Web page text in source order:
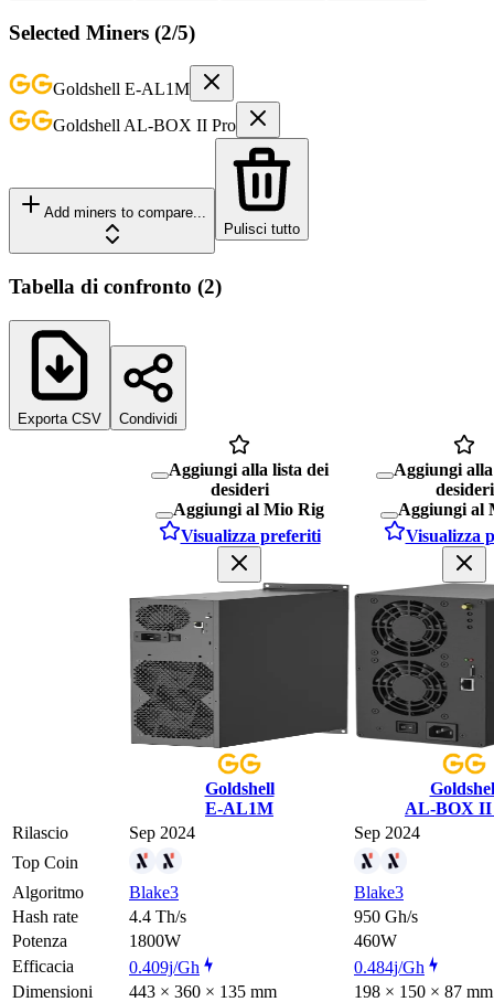
Selected Miners (2/5)
Goldshell E-AL1M
Goldshell AL-BOX II Pro
Add miners to compare...
Pulisci tutto
Tabella di confronto (2)
Exporta CSV Condividi
Aggiungi alla lista dei
desideri
Aggiungi al Mio Rig
Visualizza preferiti
Goldshell
E-AL1M
Aggiungi
desideri
Aggiungi al
Visualizza
AL-BOX II
Rilascio
Sep 2024
Sep 2024
Top Coin
Algoritmo
Blake3
Blake3
Hash rate
4.4 Th/s
950 Gh/s
Potenza
1800W
460W
Efficacia
0.409j/Gh
0.484j/Gh
Dimensioni
443 × 360 × 135 mm
198 × 150 × 87 mm